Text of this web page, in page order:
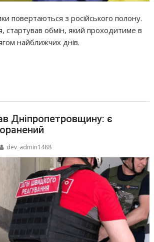
повертаються з російського полону.
стартував обмін, який проходитиме в
найближчих днів.
Дніпропетровщину: є
dev_admin1488